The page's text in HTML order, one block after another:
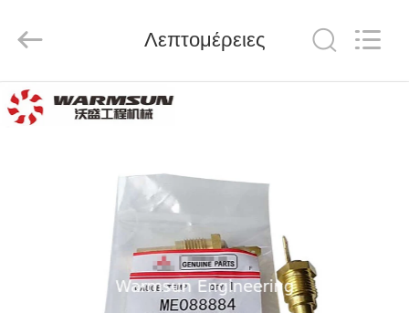
ΣΠΊΤΙ
ΠΕΡΊΠΟΥ
Co.,
Reserved.
Λεπτομέρειες